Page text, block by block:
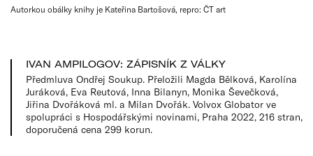
Autorkou obálky knihy je Kateřina Bartošová, repro: ČT art
IVAN AMPILOGOV: ZÁPISNÍK Z VÁLKY
Předmluva Ondřej Soukup. Přeložili Magda Bělková, Karolína
Juráková, Eva Reutová, Inna Bilanyn, Monika Ševečková,
Jiřina Dvořáková ml. a Milan Dvořák. Volvox Globator ve
spolupráci s Hospodářskými novinami, Praha 2022, 216 stran,
doporučená cena 299 korun.